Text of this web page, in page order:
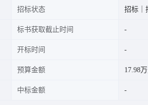
招标状态 招标｜
标书获取截止时间
开标时间
预算金额 17.98
中标金额